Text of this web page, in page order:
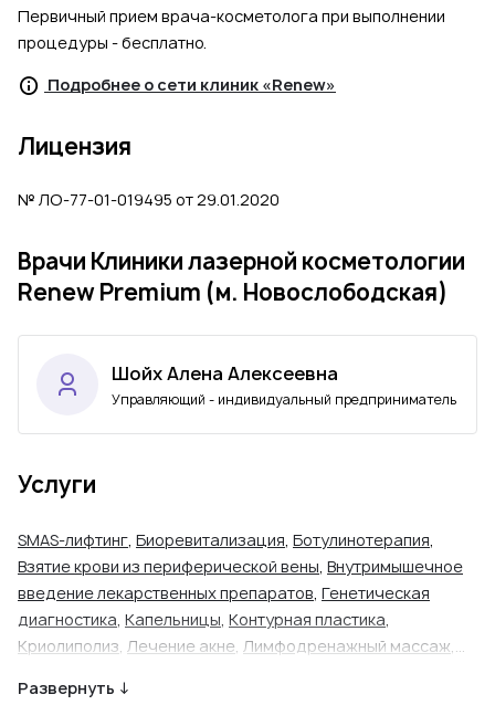
Первичный прием врача-косметолога при выполнении
процедуры - бесплатно.
Подробнее о сети клиник «Renew»
Лицензия
№ ЛО-77-01-019495 от 29.01.2020
Врачи Клиники лазерной косметологии
Renew Premium (м. Новослободская)
Шойх Алена Алексеевна
Управляющий - индивидуальный предприниматель
Услуги
SMAS-лифтинг, Биоревитализация, Ботулинотерапия,
Взятие крови из периферической вены, Внутримышечное
введение лекарственных препаратов, Генетическая
диагностика, Капельницы, Контурная пластика,
Криолиполиз, Лечение акне, Лимфодренажный массаж,
скрининг, Пилинг кожи
Развернуть ↓